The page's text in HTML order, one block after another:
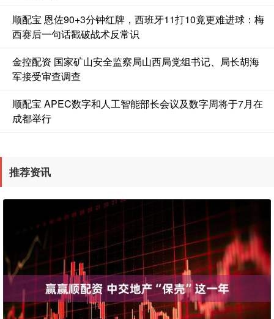
顺配宝 恩佐90+3分钟红牌，西班牙11打10竟更难进球：梅
西赛后一句话戳破战术反常识
金控配资 国家矿山安全监察局山西局党组书记、局长胡海
军接受审查调查
顺配宝 APEC数字和人工智能部长会议及数字周将于7月在
成都举行
推荐资讯